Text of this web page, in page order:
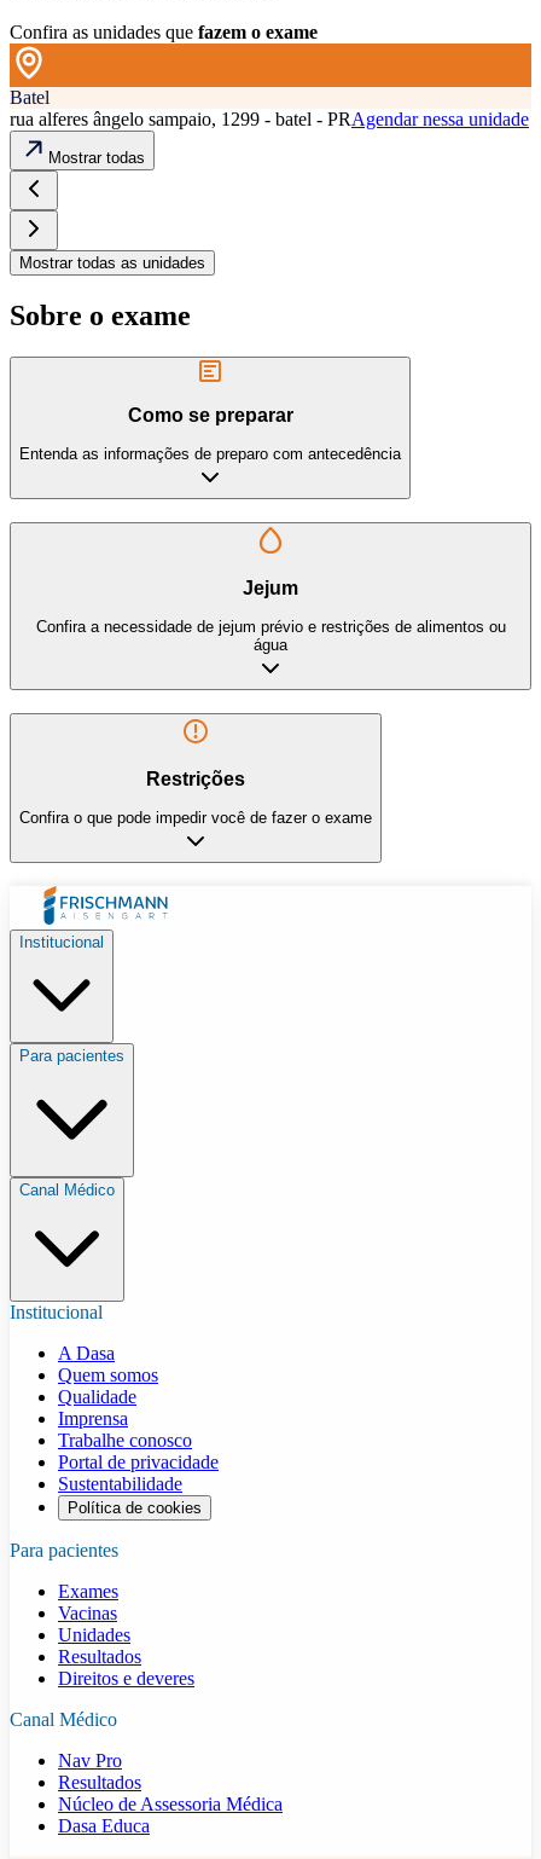
Confira as unidades que fazem o exame
Batel
rua alferes ângelo sampaio, 1299 - batel - PRAgendar nessa unidade
Mostrar todas
Mostrar todas as unidades
Sobre o exame
Como se preparar
Entenda as informações de preparo com antecedência
Jejum
Confira a necessidade de jejum prévio e restrições de alimentos ou
água
Restrições
Confira o que pode impedir você de fazer o exame
Institucional
Para pacientes
Canal Médico
Institucional
A Dasa
Quem somos
Qualidade
Imprensa
Trabalhe conosco
Portal de privacidade
Sustentabilidade
Política de cookies
Para pacientes
Exames
Vacinas
Unidades
Resultados
Direitos e deveres
Canal Médico
Nav Pro
Resultados
Núcleo de Assessoria Médica
Dasa Educa